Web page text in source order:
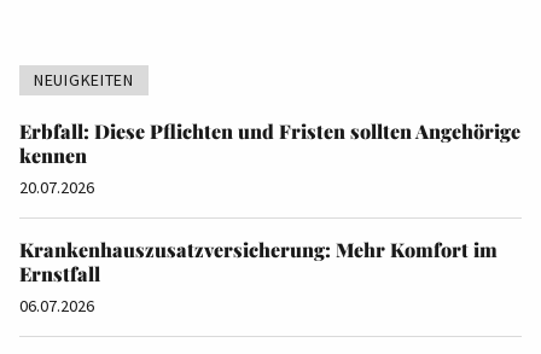
NEUIGKEITEN
Erbfall: Diese Pflichten und Fristen sollten Angehörige
kennen
20.07.2026
Krankenhauszusatzversicherung: Mehr Komfort im
Ernstfall
06.07.2026